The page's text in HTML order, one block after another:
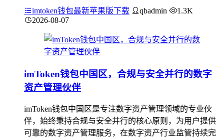
imtoken钱包最新苹果版下载 qbadmin
1.3K
2026-08-07
imToken钱包中国区，合规与安全并行的数字
资产管理伙伴
imToken钱包中国区是专注数字资产管理领域的专业伙
伴，始终秉持合规与安全并行的核心原则，为用户提供
可靠的数字资产管理服务，在数字资产行业监管持续完